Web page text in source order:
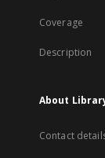
Coverage
Description
About
Contact